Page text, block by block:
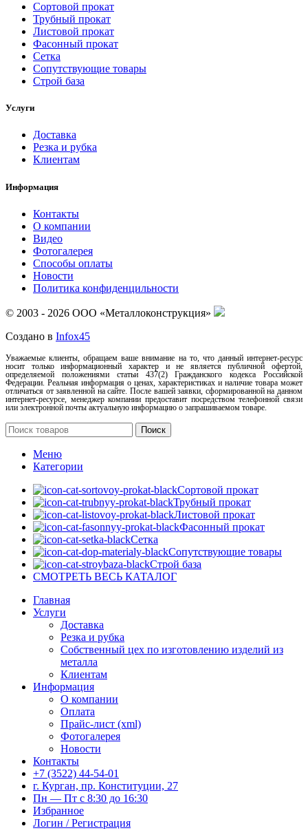
Сортовой прокат
Трубный прокат
Листовой прокат
Фасонный прокат
Сетка
Сопутствующие товары
Строй база
Услуги
Доставка
Резка и рубка
Клиентам
Информация
Контакты
О компании
Видео
Фотогалерея
Способы оплаты
Новости
Политика конфиденцильности
© 2003 - 2026 ООО «Металлоконструкция»
Создано в Infox45
Уважаемые клиенты, обращаем ваше внимание на то, что данный интернет-ресурс
носит только информационный характер и не является публичной офертой,
определяемой положениями статьи 437(2) Гражданского кодекса Российской
Федерации. Реальная информация о ценах, характеристиках и наличие товара может
отличаться от заявленной на сайте. После вашей заявки, сформированной на данном
интернет-ресурсе, менеджер компании предоставит посредством телефонной связи
или электронной почты актуальную информацию о запрашиваемом товаре.
Поиск
Меню
Категории
Сортовой прокат
Трубный прокат
Листовой прокат
Фасонный прокат
Сетка
Сопутствующие товары
Строй база
СМОТРЕТЬ ВЕСЬ КАТАЛОГ
Главная
Услуги
Доставка
Резка и рубка
Собственный цех по изготовлению изделий из
металла
Клиентам
Информация
О компании
Оплата
Прайс-лист (xml)
Фотогалерея
Новости
Контакты
+7 (3522) 44-54-01
г. Курган, пр. Конституции, 27
Пн — Пт с 8:30 до 16:30
Избранное
Логин / Регистрация